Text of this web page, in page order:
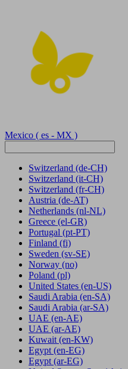
Mexico ( es - MX )
Switzerland (de-CH)
Switzerland (it-CH)
Switzerland (fr-CH)
Austria (de-AT)
Netherlands (nl-NL)
Greece (el-GR)
Portugal (pt-PT)
Finland (fi)
Sweden (sv-SE)
Norway (no)
Poland (pl)
United States (en-US)
Saudi Arabia (en-SA)
Saudi Arabia (ar-SA)
UAE (en-AE)
UAE (ar-AE)
Kuwait (en-KW)
Egypt (en-EG)
Egypt (ar-EG)